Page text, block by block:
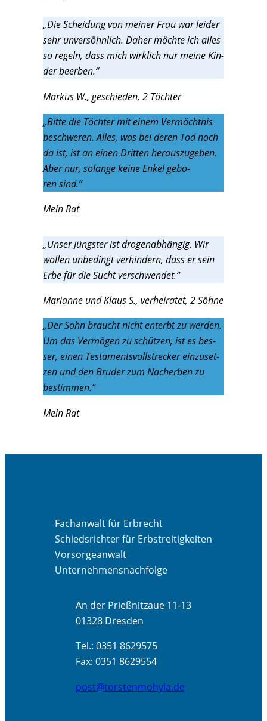
„Die Schei­dung von mei­ner Frau war lei­der
sehr unver­söhn­lich. Daher möch­te ich alles
so regeln, dass mich wirk­lich nur mei­ne Kin­
der beerben.“
Mar­kus W., geschie­den, 2 Töchter
„Bit­te die Töch­ter mit einem Ver­mächt­nis
beschwe­ren. Alles, was bei deren Tod noch
da ist, ist an einen Drit­ten her­aus­zu­ge­ben.
Aber nur, solan­ge kei­ne Enkel gebo­
ren sind.“
Mein Rat
„Unser Jüngs­ter ist dro­gen­ab­hän­gig. Wir
wol­len unbe­dingt ver­hin­dern, dass er sein
Erbe für die Sucht verschwendet.“
Mari­an­ne und Klaus S., ver­hei­ra­tet, 2 Söhne
„Der Sohn braucht nicht ent­erbt zu wer­den.
Um das Ver­mö­gen zu schüt­zen, ist es bes­
ser, einen Tes­ta­ments­voll­stre­cker ein­zu­set­
zen und den Bru­der zum Nach­er­ben zu
bestimmen.“
Mein Rat
Fachanwalt für Erbrecht
Schiedsrichter für Erbstreitigkeiten
Vorsorgeanwalt
Unternehmensnachfolge
An der Prießnitzaue 11-13
01328 Dresden
Tel.: 0351 8629575
Fax: 0351 8629554
post@torstenmohyla.de